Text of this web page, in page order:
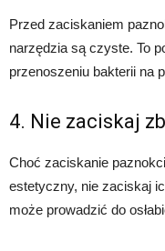
Przed zaciskaniem
narzędzia są czyste. To
przenoszeniu bakterii na
4. Nie zaciskaj
Choć zaciskanie
estetyczny, nie zaciskaj
może prowadzić do